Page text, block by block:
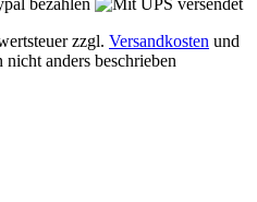
zzgl. Versandkosten und
anders beschrieben